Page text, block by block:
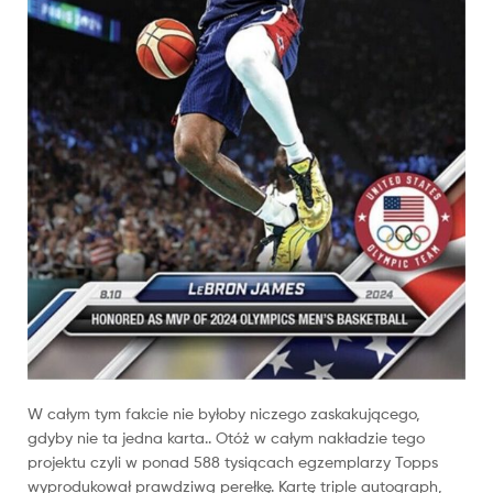
W całym tym fakcie nie byłoby niczego zaskakującego,
gdyby nie ta jedna karta.. Otóż w całym nakładzie tego
projektu czyli w ponad 588 tysiącach egzemplarzy Topps
wyprodukował prawdziwą perełkę. Kartę triple autograph,